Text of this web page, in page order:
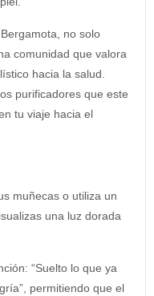
no solo
comunidad que valora
hacia la salud.
purificadores que este
tu viaje hacia el
muñecas o utiliza un
una luz dorada
“Suelto lo que ya
permitiendo que el